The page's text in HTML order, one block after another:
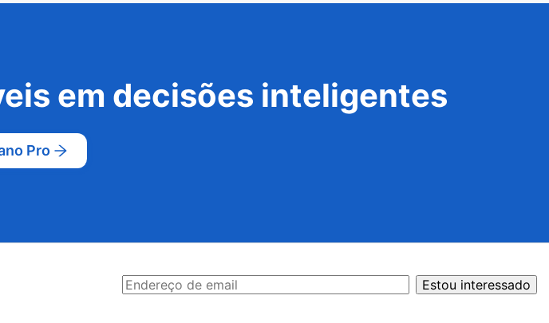
em decisões inteligentes
Pro
Estou interessado